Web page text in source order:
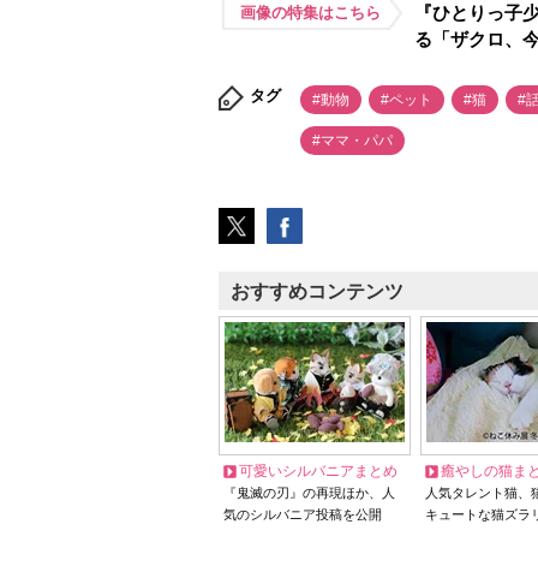
画像の特集はこちら
『ひとりっ子
る「ザクロ、
タグ #動物 #ペット #猫 #
#ママ・パパ
おすすめコンテンツ
可愛いシルバニアまとめ
『鬼滅の刃』の再現ほか、人
気のシルバニア投稿を公開
癒やしの猫ま
人気タレント猫
キュートな猫ズラ